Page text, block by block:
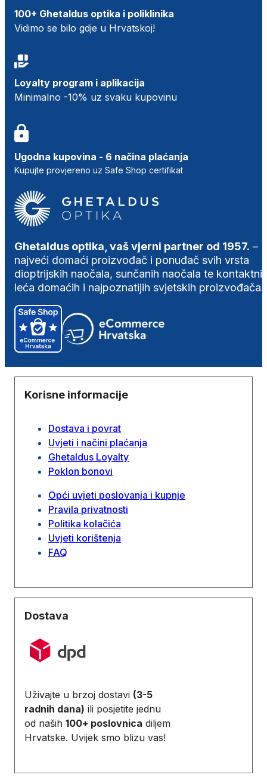
100+ Ghetaldus optika i poliklinika
Vidimo se bilo gdje u Hrvatskoj!
Loyalty program i aplikacija
Minimalno -10% uz svaku kupovinu
Ugodna kupovina - 6 načina plaćanja
Kupujte provjereno uz Safe Shop certifikat
Ghetaldus optika, vaš vjerni partner od 1957. –
najveći domaći proizvođač i ponuđač svih vrsta
dioptrijskih naočala, sunčanih naočala te
leća domaćih i najpoznatijih svjetskih proizvođača.
Korisne informacije
Dostava i povrat
Uvjeti i načini plaćanja
Ghetaldus Loyalty
Poklon bonovi
Opći uvjeti poslovanja i kupnje
Pravila privatnosti
Politika kolačića
Uvjeti korištenja
FAQ
Dostava
Uživajte u brzoj dostavi (3-5
radnih dana) ili posjetite jednu
od naših 100+ poslovnica diljem
Hrvatske. Uvijek smo blizu vas!